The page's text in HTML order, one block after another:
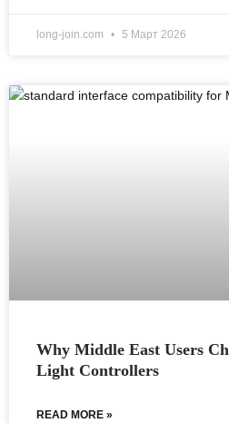
long-join.com 5 Март 2026
Why Middle East Users
Light Controllers
READ MORE »